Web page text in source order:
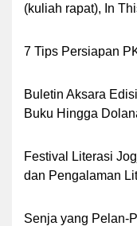
(kuliah rapat), In
7 Tips Persiapan
Buletin Aksara
Buku Hingga
Festival Literasi
dan Pengalaman
Senja yang Pelan-